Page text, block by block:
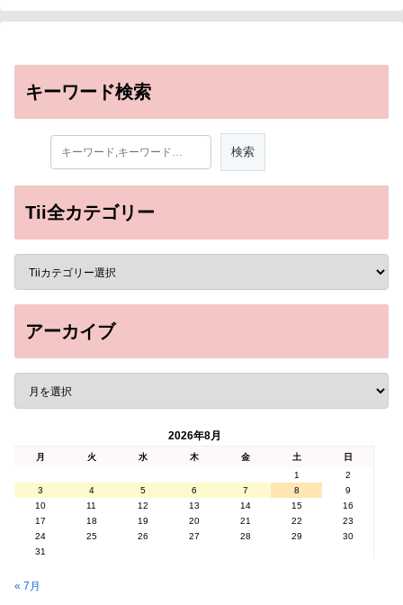
キーワード検索
Tii全カテゴリー
アーカイブ
2026年8月
月 火 水 木 金 土
日
1
2
3
4 5 6 7 8
9
10
11 12 13 14 15
16
17
18 19 20 21 22
23
24
25 26 27 28 29
30
31
« 7月